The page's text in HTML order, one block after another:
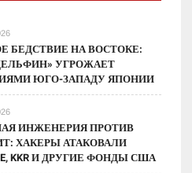
БЕДСТВИЕ НА ВОСТОКЕ:
УГРОЖАЕТ
ЮГО-ЗАПАДУ ЯПОНИИ
ИНЖЕНЕРИЯ ПРОТИВ
ХАКЕРЫ АТАКОВАЛИ
KKR И ДРУГИЕ ФОНДЫ США